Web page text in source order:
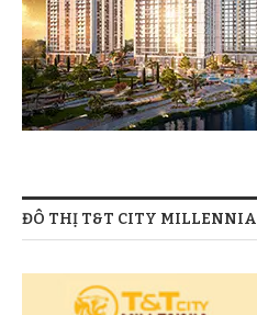
ĐÔ THỊ T&T CITY MILLENNIA